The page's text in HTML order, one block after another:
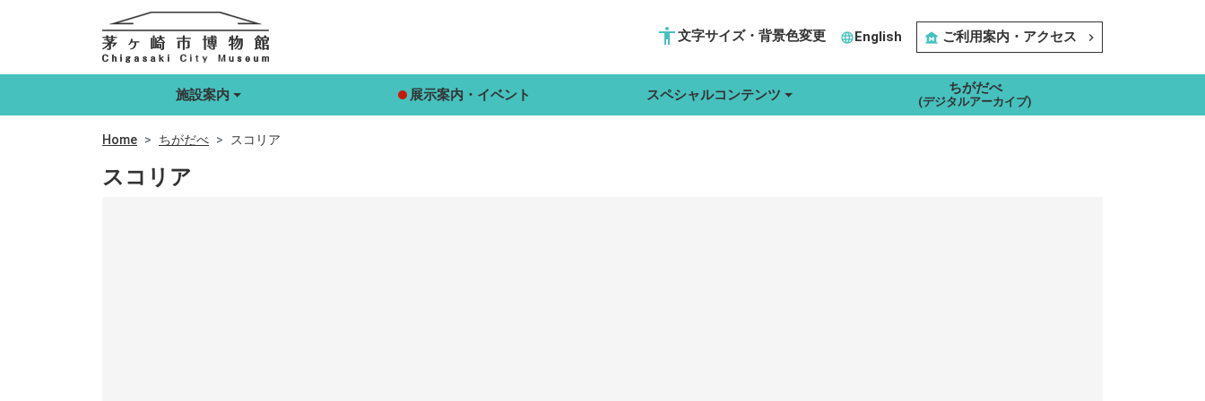
museum ご利用案内・アクセス navigate_next
accessibility文字サイズ・背景色変更 languageEnglish
施設案内 展示案内・イベント スペシャルコンテンツ ちがだべ
(デジタルアーカイブ)
Home ちがだべ スコリア
スコリア